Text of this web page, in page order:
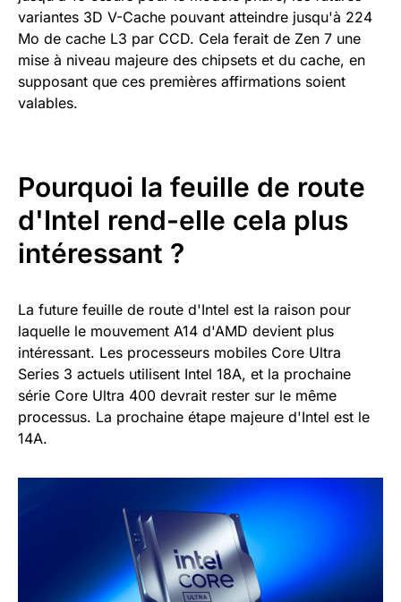
variantes 3D V-Cache pouvant atteindre jusqu'à 224
Mo de cache L3 par CCD. Cela ferait de Zen 7 une
mise à niveau majeure des chipsets et du cache, en
supposant que ces premières affirmations soient
valables.
Pourquoi la feuille de route
d'Intel rend-elle cela plus
intéressant ?
La future feuille de route d'Intel est la raison pour
laquelle le mouvement A14 d'AMD devient plus
intéressant. Les processeurs mobiles Core Ultra
Series 3 actuels utilisent Intel 18A, et la prochaine
série Core Ultra 400 devrait rester sur le même
processus. La prochaine étape majeure d'Intel est le
14A.